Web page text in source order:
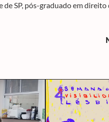
de SP, pós-graduado em